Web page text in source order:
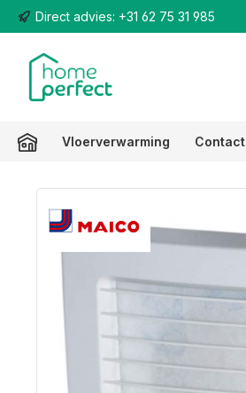
naar de hoofdinhoud
Ga naar de zoekopdracht
Ga naar de hoofdnavigatie
Direct advies: +31 62 75 31 985
Vloerverwarming Contact